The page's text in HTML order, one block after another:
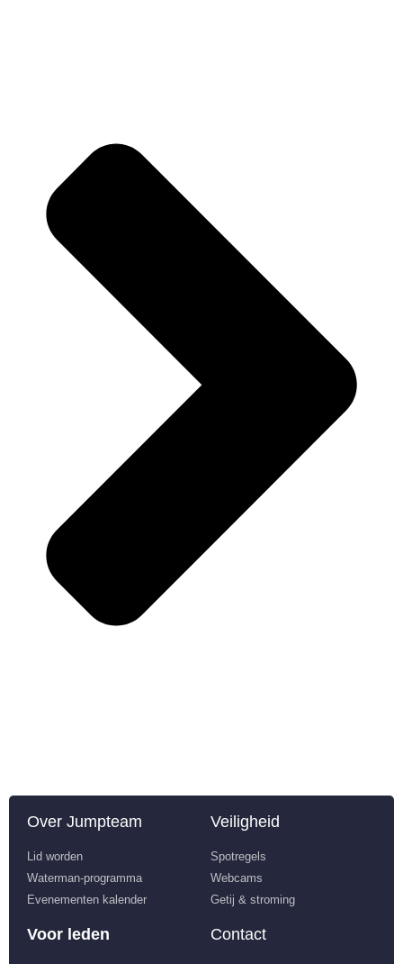
Over Jumpteam
Lid worden
Waterman-programma
Evenementen kalender
Veiligheid
Spotregels
Webcams
Getij & stroming
Voor leden Contact